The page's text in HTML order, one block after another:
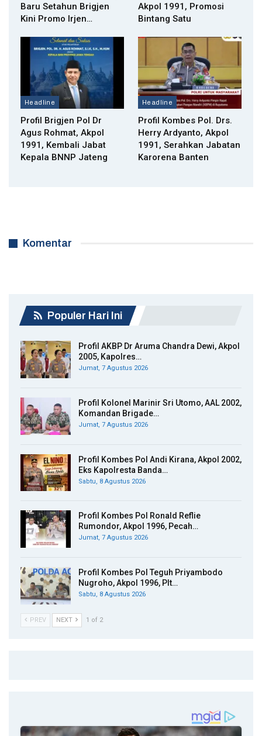
Baru Setahun Brigjen
Kini Promo Irjen…
Akpol 1991, Promosi
Bintang Satu
Headline
Profil Brigjen Pol Dr
Agus Rohmat, Akpol
1991, Kembali Jabat
Kepala BNNP Jateng
Headline
Profil Kombes Pol. Drs.
Herry Ardyanto, Akpol
1991, Serahkan Jabatan
Karorena Banten
Komentar
Populer Hari Ini
Profil AKBP Dr Aruma Chandra Dewi, Akpol
2005, Kapolres…
Jumat, 7 Agustus 2026
Profil Kolonel Marinir Sri Utomo, AAL 2002,
Komandan Brigade…
Jumat, 7 Agustus 2026
Profil Kombes Pol Andi Kirana, Akpol 2002,
Eks Kapolresta Banda…
Sabtu, 8 Agustus 2026
Profil Kombes Pol Ronald Reflie
Rumondor, Akpol 1996, Pecah…
Jumat, 7 Agustus 2026
Profil Kombes Pol Teguh Priyambodo
Nugroho, Akpol 1996, Plt…
Sabtu, 8 Agustus 2026
PREV NEXT 1 of 2